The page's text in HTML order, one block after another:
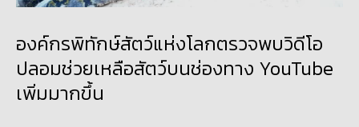
องค์กรพิทักษ์สัตว์แห่งโลกตรวจพบวิดีโอ
ปลอมช่วยเหลือสัตว์บนช่องทาง YouTube
เพิ่มมากขึ้น